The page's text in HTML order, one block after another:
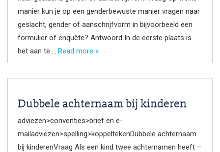
manier kun je op een genderbewuste manier vragen naar
geslacht, gender of aanschrijfvorm in bijvoorbeeld een
formulier of enquête? Antwoord In de eerste plaats is
het aan te … Read more »
Dubbele achternaam bij kinderen
adviezen>conventies>brief en e-
mailadviezen>spelling>koppeltekenDubbele achternaam
bij kinderenVraag Als een kind twee achternamen heeft –